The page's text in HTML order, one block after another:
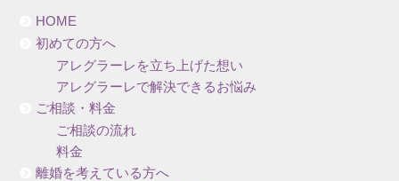
HOME
初めての方へ
アレグラーレを立ち上げた想い
アレグラーレで解決できるお悩み
ご相談・料金
ご相談の流れ
料金
離婚を考えている方へ